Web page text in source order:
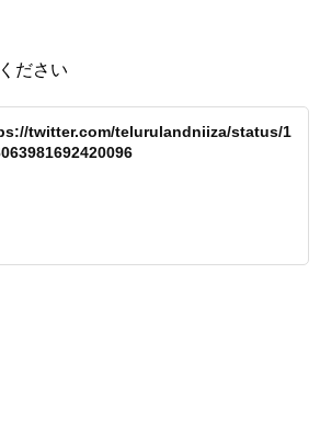
ださい
twitter.com/telurulandniiza/status/1